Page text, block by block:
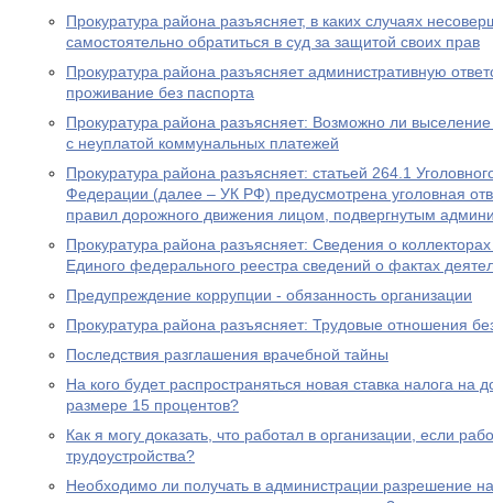
Прокуратура района разъясняет, в каких случаях
самостоятельно обратиться в суд за защитой своих прав
Прокуратура района разъясняет административную
проживание без паспорта
Прокуратура района разъясняет: Возможно ли
с неуплатой коммунальных платежей
Прокуратура района разъясняет: статьей 264.1
Федерации (далее – УК РФ) предусмотрена уголовная
правил дорожного движения лицом, подвергнутым
Прокуратура района разъясняет: Сведения о
Единого федерального реестра сведений о фактах
Предупреждение коррупции - обязанность организации
Прокуратура района разъясняет: Трудовые отношения
Последствия разглашения врачебной тайны
На кого будет распространяться новая ставка налога на
размере 15 процентов?
Как я могу доказать, что работал в организации, если
трудоустройства?
Необходимо ли получать в администрации разрешение